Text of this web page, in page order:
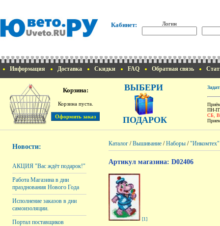
Кабинет: Логин
Информация Доставка Скидки FAQ Обратная связь
Корзина:
Корзина пуста.
ВЫБЕРИ
ПОДАРОК
ПН-
СБ,
Новости:
АКЦИЯ "Вас ждёт подарок!"
Работа Магазина в дни
празднования Нового Года
Исполнение заказов в дни
самоизоляции.
Портал поставщиков
Каталог /Вышивание /Наборы /"Инкомтех"
Артикул магазина: D02406
[1]